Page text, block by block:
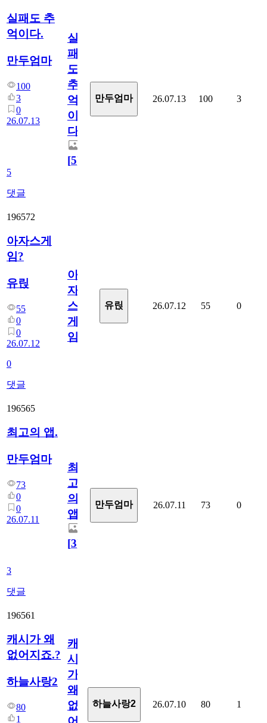
실패도 추
억이다.
만두엄마
100
3
0
26.07.13
5
댓글
실
패
도
추
억
이
다.
[5]
만두엄마 26.07.13 100 3
196572
아자스게
임?
유릱
55
0
0
26.07.12
0
댓글
아
자
스
게
임?
유릱 26.07.12 55 0
196565
최고의 앱.
만두엄마
73
0
0
26.07.11
3
댓글
최
고
의
앱.
[3]
만두엄마 26.07.11 73 0
196561
캐시가 왜
없어지죠.?
하늘사랑2
80
1
캐
시
가
왜
없
하늘사랑2 26.07.10 80 1